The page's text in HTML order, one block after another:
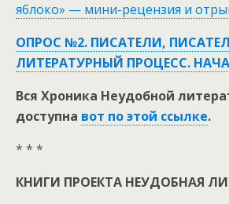
яблоко» — мини-рецензия и
ОПРОС №2. ПИСАТЕЛИ,
ЛИТЕРАТУРНЫЙ ПРОЦЕСС.
Вся Хроника Неудобной
доступна вот по этой ссылке.
* * *
КНИГИ ПРОЕКТА НЕУДОБНАЯ